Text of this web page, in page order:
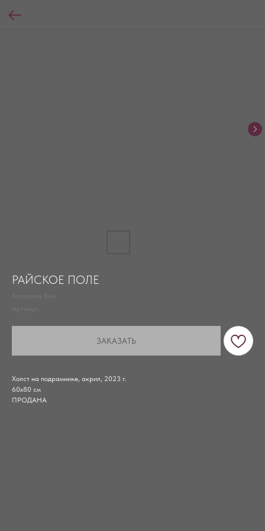
РАЙСКОЕ ПОЛЕ
ЗАКАЗАТЬ
Холст на подрамнике, акрил, 2023 г.
60х80 см
ПРОДАНА